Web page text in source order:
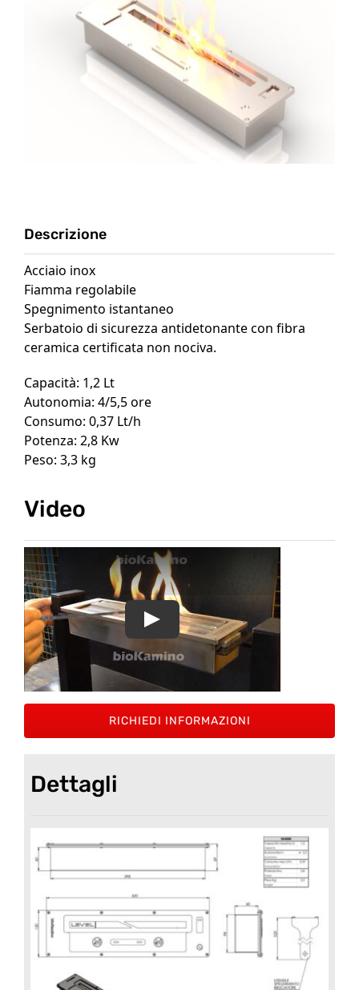
Descrizione
Acciaio inox
Fiamma regolabile
Spegnimento istantaneo
Serbatoio di sicurezza antidetonante con fibra
ceramica certificata non nociva.
Capacità: 1,2 Lt
Autonomia: 4/5,5 ore
Consumo: 0,37 Lt/h
Potenza: 2,8 Kw
Peso: 3,3 kg
Video
RICHIEDI INFORMAZIONI
Dettagli